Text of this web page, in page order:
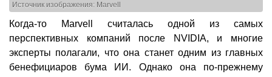
Источник изображения: Marvell
Когда-то Marvell считалась одной из самых
перспективных компаний после NVIDIA, и многие
эксперты полагали, что она станет одним из главных
бенефициаров бума ИИ. Однако она по-прежнему